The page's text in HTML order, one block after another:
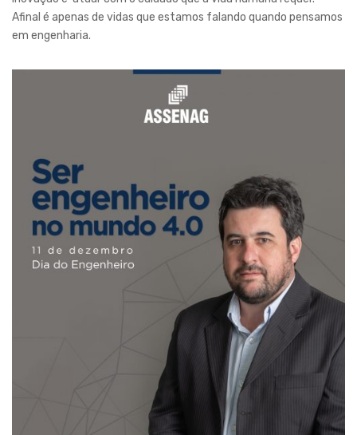
Afinal é apenas de vidas que estamos falando quando pensamos
em engenharia.